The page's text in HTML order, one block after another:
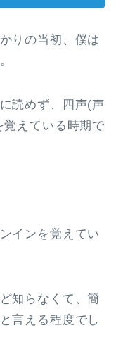
りの当初、僕は
読めず、四声(声
えている時期で
インを覚えてい
知らなくて、簡
言える程度でし